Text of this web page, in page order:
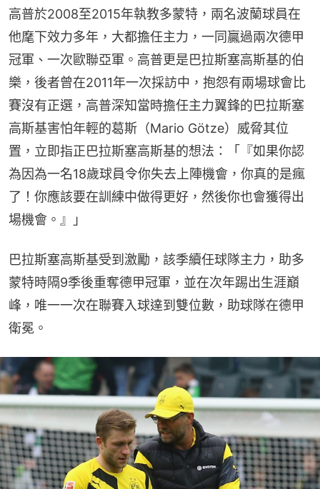
高普於2008至2015年執教多蒙特，兩名波蘭球員在
他麾下效力多年，大都擔任主力，一同贏過兩次德甲
冠軍、一次歐聯亞軍。高普更是巴拉斯塞高斯基的伯
樂，後者曾在2011年一次採訪中，抱怨有兩場球會比
賽沒有正選，高普深知當時擔任主力翼鋒的巴拉斯塞
高斯基害怕年輕的葛斯（Mario Götze）威脅其位
置，立即指正巴拉斯塞高斯基的想法：「『如果你認
為因為一名18歲球員令你失去上陣機會，你真的是瘋
了！你應該要在訓練中做得更好，然後你也會獲得出
場機會。』」
巴拉斯塞高斯基受到激勵，該季續任球隊主力，助多
蒙特時隔9季後重奪德甲冠軍，並在次年踢出生涯巔
峰，唯一一次在聯賽入球達到雙位數，助球隊在德甲
衛冕。